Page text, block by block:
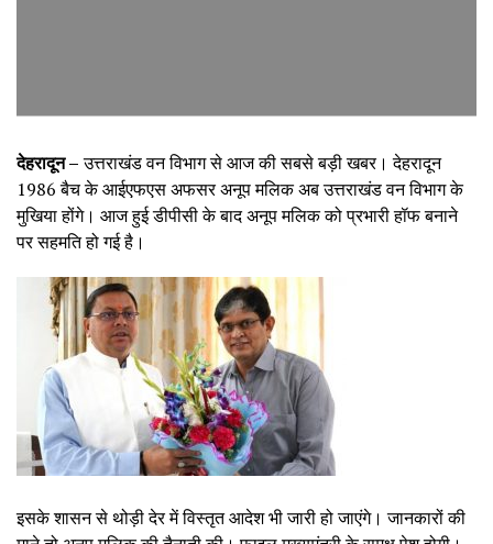
देहरादून –उत्तराखंड वन विभाग से आज की सबसे बड़ी खबर। देहरादून
1986 बैच के आईएफएस अफसर अनूप मलिक अब उत्तराखंड वन विभाग के
मुखिया होंगे। आज हुई डीपीसी के बाद अनूप मलिक को प्रभारी हॉफ बनाने
पर सहमति हो गई है।
इसके शासन से थोड़ी देर में विस्तृत आदेश भी जारी हो जाएंगे। जानकारों की